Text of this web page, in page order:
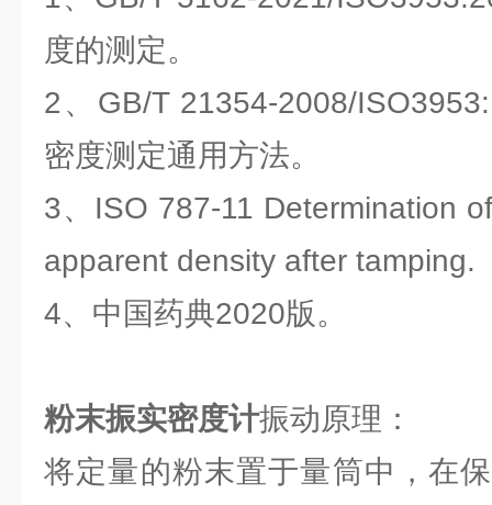
度的测定。
2、GB/T 21354-2008/
密度测定通用方法。
3、ISO 787-11 Determination
apparent density after tamping.
4、中国药典2020版。
粉末振实密度计振动原理：
将定量的粉末置于量筒中，在